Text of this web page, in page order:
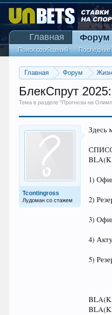
Главная Форум
БлекСпрут
Тема в разделе "Прогнозы на
Tcontingross
Лудоман со стажем
Здесь
1)
2)
3)
4)
5)
Главная Форум
Поиск сообщений